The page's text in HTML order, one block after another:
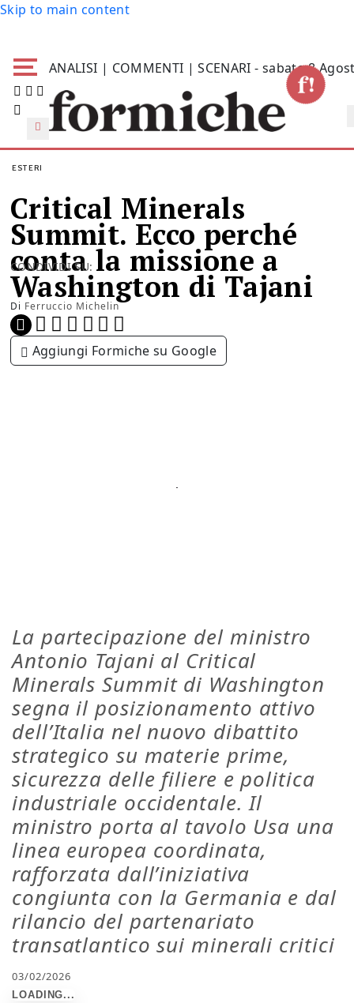
Skip to main content
ANALISI | COMMENTI | SCENARI - sabato 8
ESTERI
Critical Minerals
Summit. Ecco perché
conta la missione a
Washington di Tajani
Di Ferruccio Michelin
CONDIVIDI SU:
Aggiungi Formiche su Google
La partecipazione del ministro
Antonio Tajani al Critical
Minerals Summit di Washington
segna il posizionamento attivo
dell’Italia nel nuovo dibattito
strategico su materie prime,
sicurezza delle filiere e politica
industriale occidentale. Il
ministro porta al tavolo Usa una
linea europea coordinata,
rafforzata dall’iniziativa
congiunta con la Germania e dal
rilancio del partenariato
transatlantico sui minerali critici
03/02/2026